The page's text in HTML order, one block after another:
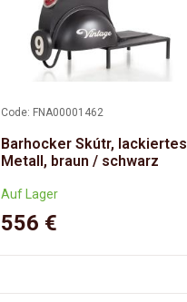
Code: FNA00001462
Barhocker Skútr, lackiertes
Metall, braun / schwarz
Auf Lager
556 €